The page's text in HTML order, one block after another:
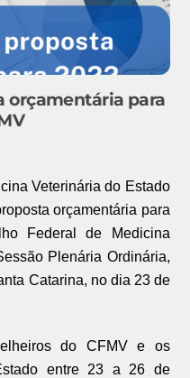
orçamentária para
Veterinária do Estado
orçamentária para
Federal de Medicina
Plenária Ordinária,
Catarina, no dia 23 de
do CFMV e os
entre 23 a 26 de